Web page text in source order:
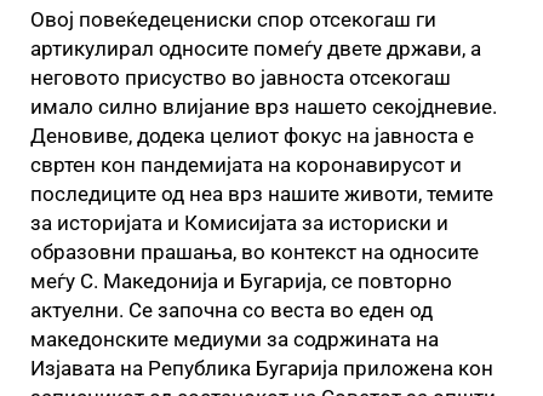
Овој повеќедецениски спор отсекогаш ги
артикулирал односите помеѓу двете држави, а
неговото присуство во јавноста отсекогаш
имало силно влијание врз нашето секојдневие.
Деновиве, додека целиот фокус на јавноста е
свртен кон пандемијата на коронавирусот и
последиците од неа врз нашите животи, темите
за историјата и Комисијата за историски и
образовни прашања, во контекст на односите
меѓу С. Македонија и Бугарија, се повторно
актуелни. Се започна со веста во еден од
македонските медиуми за содржината на
Изјавата на Република Бугарија приложена кон